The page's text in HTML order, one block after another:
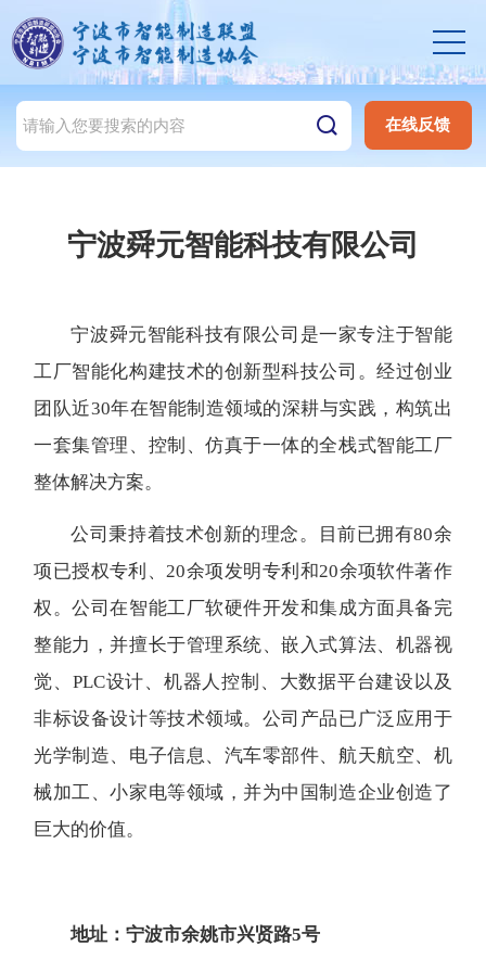
在线反馈
宁波舜元智能科技有限公司
宁波舜元智能科技有限公司是一家专注于智能
工厂智能化构建技术的创新型科技公司。经过创业
团队近30年在智能制造领域的深耕与实践，构筑出
一套集管理、控制、仿真于一体的全栈式智能工厂
整体解决方案。
公司秉持着技术创新的理念。目前已拥有80余
项已授权专利、20余项发明专利和20余项软件著作
权。公司在智能工厂软硬件开发和集成方面具备完
整能力，并擅长于管理系统、嵌入式算法、机器视
觉、PLC设计、机器人控制、大数据平台建设以及
非标设备设计等技术领域。公司产品已广泛应用于
光学制造、电子信息、汽车零部件、航天航空、机
械加工、小家电等领域，并为中国制造企业创造了
巨大的价值。
地址：宁波市余姚市兴贤路5号